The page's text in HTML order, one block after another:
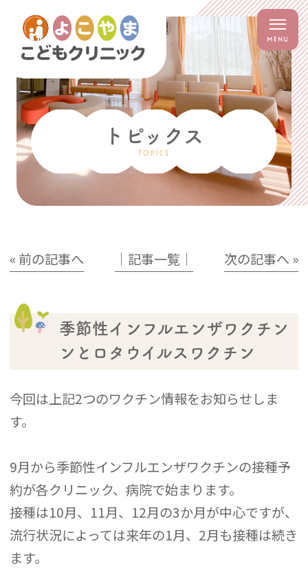
トピックス
TOPICS
« 前の記事へ │記事一覧│ 次の記事へ »
季節性インフルエンザワクチン
ンとロタウイルスワクチン
今回は上記2つのワクチン情報をお知らせしま
す。
9月から季節性インフルエンザワクチンの接種予
約が各クリニック、病院で始まります。
接種は10月、11月、12月の3か月が中心ですが、
流行状況によっては来年の1月、2月も接種は続き
ます。